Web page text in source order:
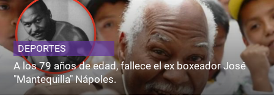
DEPORTES
A los 79 años de edad, fallece el ex boxeador José
"Mantequilla" Nápoles.